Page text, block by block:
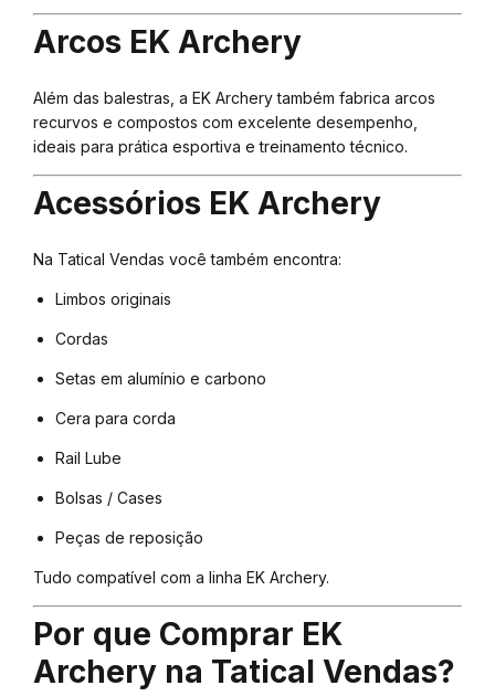
Arcos EK Archery
Além das balestras, a EK Archery também fabrica arcos
recurvos e compostos com excelente desempenho,
ideais para prática esportiva e treinamento técnico.
Acessórios EK Archery
Na Tatical Vendas você também encontra:
Limbos originais
Cordas
Setas em alumínio e carbono
Cera para corda
Rail Lube
Bolsas / Cases
Peças de reposição
Tudo compatível com a linha EK Archery.
Por que Comprar EK
Archery na Tatical Vendas?